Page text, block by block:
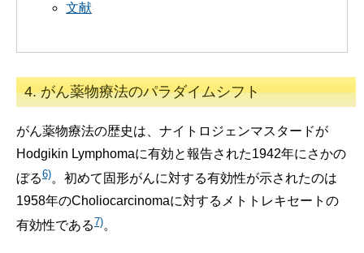
文献
4. がん薬物療法のパラダイムシフト
がん薬物療法の歴史は、ナイトロジェンマスタードが
Hodgikin Lymphomaに有効と報告された1942年にさかの
ぼる6)。初めて固形がんに対する有効性が示されたのは
1958年のCholiocarcinomaに対するメトトレキセートの
有効性である7)。